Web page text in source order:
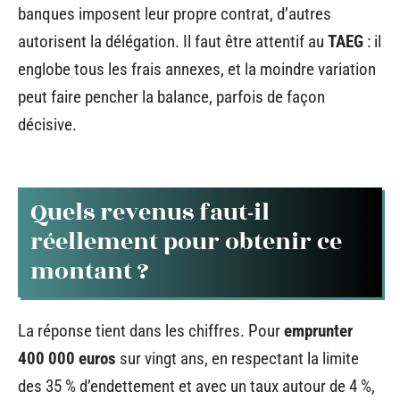
banques imposent leur propre contrat, d’autres
autorisent la délégation. Il faut être attentif au TAEG : il
englobe tous les frais annexes, et la moindre variation
peut faire pencher la balance, parfois de façon
décisive.
Quels revenus faut-il
réellement pour obtenir ce
montant ?
La réponse tient dans les chiffres. Pouremprunter
400 000 euros sur vingt ans, en respectant la limite
des 35 % d’endettement et avec un taux autour de 4 %,